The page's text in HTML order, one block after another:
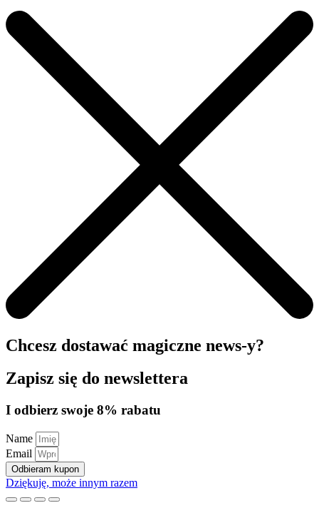
Chcesz dostawać magiczne news-y?
Zapisz się do newslettera
I odbierz swoje 8% rabatu
Name
Email
Odbieram kupon
Dziękuję, może innym razem